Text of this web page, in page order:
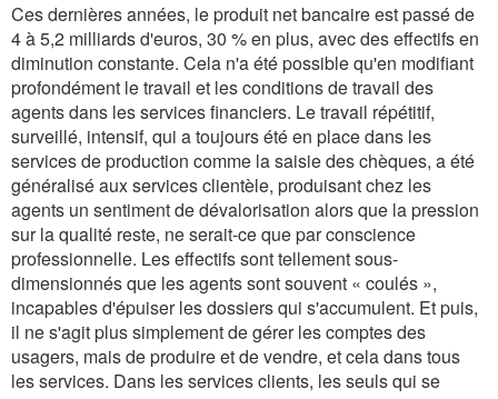
Ces dernières années, le produit net bancaire est passé de
4 à 5,2 milliards d'euros, 30 % en plus, avec des effectifs en
diminution constante. Cela n'a été possible qu'en modifiant
profondément le travail et les conditions de travail des
agents dans les services financiers. Le travail répétitif,
surveillé, intensif, qui a toujours été en place dans les
services de production comme la saisie des chèques, a été
généralisé aux services clientèle, produisant chez les
agents un sentiment de dévalorisation alors que la pression
sur la qualité reste, ne serait-ce que par conscience
professionnelle. Les effectifs sont tellement sous-
dimensionnés que les agents sont souvent « coulés »,
incapables d'épuiser les dossiers qui s'accumulent. Et puis,
il ne s'agit plus simplement de gérer les comptes des
usagers, mais de produire et de vendre, et cela dans tous
les services. Dans les services clients, les seuls qui se